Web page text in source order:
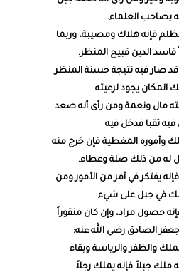
يصاحب العلماء.
فإنه هلاك ومصيبة، وربما
الدين قبيح المنظر.
صار فيه نتيجة حسنة المنظر
المكان يجود لرعيته
مال ونعمة.ومن رأى أنه صعد
فيه ثقبا فدخل فيه
وأموره المغطية فإن خرج منه
له من ذلك صلة وعطاء.
يفتكر في أمر من الأمور.ومن
في جبل على شيء
حصول مراد، وإن كان منقوراً
الصادق رضي الله عنه:
والظفر والرياسة وبقاء
ملك جبلاً فإنه يملك رجلاً